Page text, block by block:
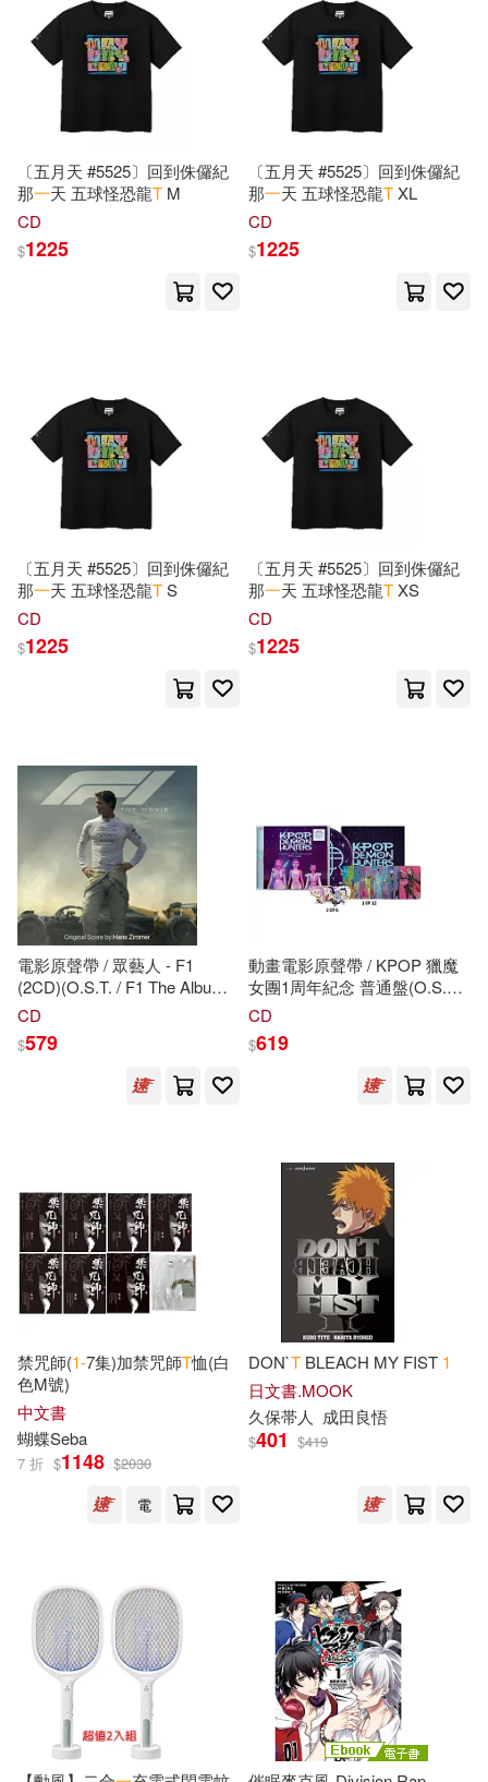
Yonezou(3)
蟹江 鉄史(3) 1804-1872(2)
Aba Therapist Notebook(2)
Alfons(2)
Allom Thomas(2)
Alltagliche(2) Alozie(2)
American Physiotherapy(2)
Andre(2)
Andrea(2) Andres(2)
Angela (NRT)(2)
Ann Louise/ Starling(2)
Anna(2) Anne(2)
Anthony(2)
Appleton(2) Ari’s(2)
Association(2)
August Gottlieb(2)
Babysitter Press(2)
Bartsch(2) Beattie(2)
Benjamin F.(2) Berg(2)
Bob(2) Bookkeeper Press(2)
Boore(2)
Bradly(2)
YAMABUKI(1) bookland(1)
other(1) putumayo(1)
ぴあ(1) ガリレオ出版(1)
中國民航出版社(1)
中醫古籍出版社(1)
亞洲通文創(1) 亞藝藝術(1)
何樂音樂(1)
勞動部及職業安全衛生研究所(1)
台灣華特迪士尼(1)
安徽少年兒童出版社(1)
小白兔唱片(1)
彎的音樂(1)
彗智數位影音有限公司(1)
悅文社(1) 捷徑文化(1)
擎天(1)
星夢娛樂(1) 樂木文化(1)
武漢理工大學出版社(1)
沉分工作室(1)
河北少年兒童出版社(1)
〔五月天 #5525〕回到侏儸紀
那一天 五球怪恐龍T M
CD
$1225
〔五月天 #5525〕回到侏儸紀
那一天 五球怪恐龍TXL
CD
$1225
〔五月天 #5525〕回到侏儸紀
那一天 五球怪恐龍TS
CD
$1225
〔五月天 #5525〕回到侏儸紀
那一天 五球怪恐龍TXS
CD
$1225
電影原聲帶 / 眾藝人 - F1
(2CD)(O.S.T. / F1 The Album
(2CD))
CD
$579
動畫電影原聲帶 / KPOP 獵魔
女團1周年紀念 普通盤(O.S.T. /
KPop Demon Hunters 1st
CD
$619
禁咒師(1-7集)加禁咒師T恤(白
色M號)
中文書
蝴蝶Seba
7 折 $1148 $2030
電
DON`T BLEACH MY FIST 1
日文書.MOOK
久保帯人
成田良悟
$401 $419